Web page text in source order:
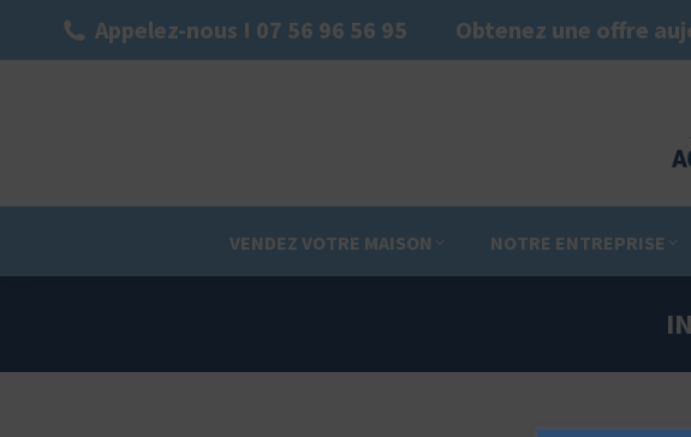
Appelez-nous ! 07 56 96 56 95 Obtenez une offre
VENDEZ VOTRE MAISON NOTRE ENTREPRISE